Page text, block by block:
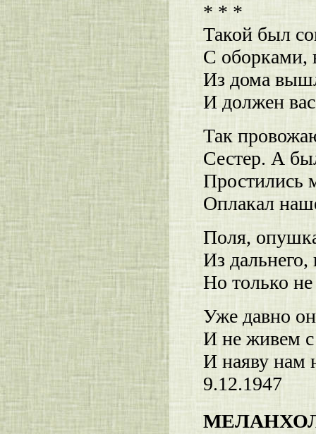
* * *
Такой был
С оборками,
Из дома
И должен
Так
Сестер. А
Простились
Оплакал
Поля,
Из дальнего,
Но только
Уже давно он
И не живем с
И наяву нам
9.12.1947